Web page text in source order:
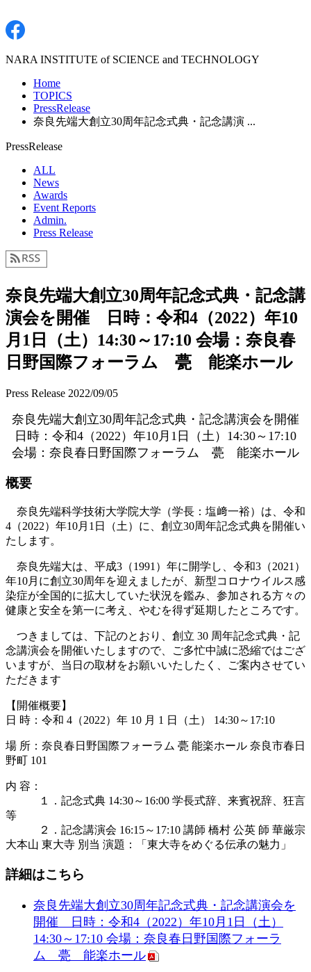
NARA INSTITUTE of SCIENCE and TECHNOLOGY
Home
TOPICS
PressRelease
奈良先端大創立30周年記念式典・記念講演 ...
PressRelease
ALL
News
Awards
Event Reports
Admin.
Press Release
奈良先端大創立30周年記念式典・記念講
演会を開催 日時：令和4（2022）年10
月1日（土）14:30～17:10 会場：奈良春
日野国際フォーラム 甍 能楽ホール
Press Release 2022/09/05
奈良先端大創立30周年記念式典・記念講演会を開催
日時：令和4（2022）年10月1日（土）14:30～17:10
会場：奈良春日野国際フォーラム 甍 能楽ホール
概要
奈良先端科学技術大学院大学（学長：塩﨑一裕）は、令和
4（2022）年10月1日（土）に、創立30周年記念式典を開催い
たします。
奈良先端大は、平成3（1991）年に開学し、令和3（2021）
年10月に創立30周年を迎えましたが、新型コロナウイルス感
染症が全国的に拡大していた状況を鑑み、参加される方々の
健康と安全を第一に考え、やむを得ず延期したところです。
つきましては、下記のとおり、創立 30 周年記念式典・記
念講演会を開催いたしますので、ご多忙中誠に恐縮ではござ
いますが、当日の取材をお願いいたしたく、ご案内させてい
ただきます
【開催概要】
日 時：令和 4（2022）年 10 月 1 日（土） 14:30～17:10
場 所：奈良春日野国際フォーラム 甍 能楽ホール 奈良市春日
野町 101
内 容：
１．記念式典 14:30～16:00 学長式辞、来賓祝辞、狂言
等
２．記念講演会 16:15～17:10 講師 橋村 公英 師 華厳宗
大本山 東大寺 別当 演題：「東大寺をめぐる伝承の魅力」
詳細はこちら
奈良先端大創立30周年記念式典・記念講演会を
開催 日時：令和4（2022）年10月1日（土）
14:30～17:10 会場：奈良春日野国際フォーラ
ム 甍 能楽ホール